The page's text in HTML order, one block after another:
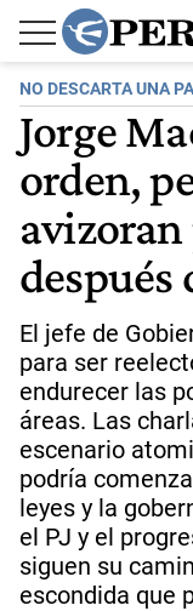
NO DESCARTA UNA
Jorge
orden,
El jefe de
para ser
endurecer las
áreas. Las
escenario
podría
leyes y la
el PJ y el
siguen su
escondida que